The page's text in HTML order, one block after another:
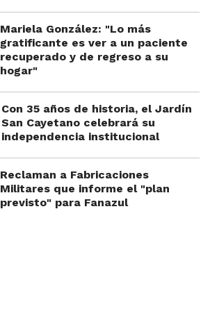
Mariela González: "Lo más
gratificante es ver a un paciente
recuperado y de regreso a su
hogar"
Con 35 años de historia, el Jardín
San Cayetano celebrará su
independencia institucional
Reclaman a Fabricaciones
Militares que informe el "plan
previsto" para Fanazul